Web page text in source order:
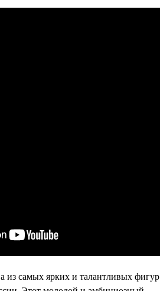
из самых ярких и талантливых фигур